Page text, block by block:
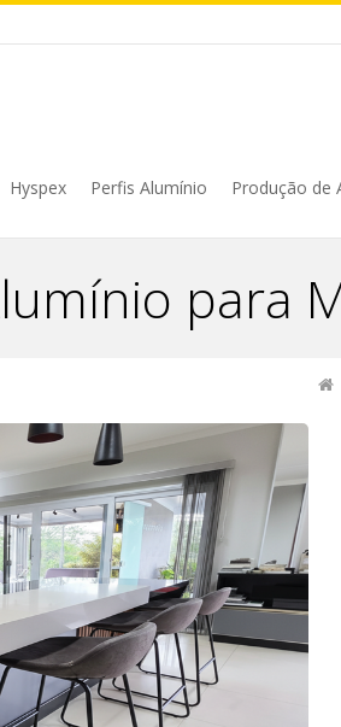
Hyspex Perfis Alumínio Produção de
para